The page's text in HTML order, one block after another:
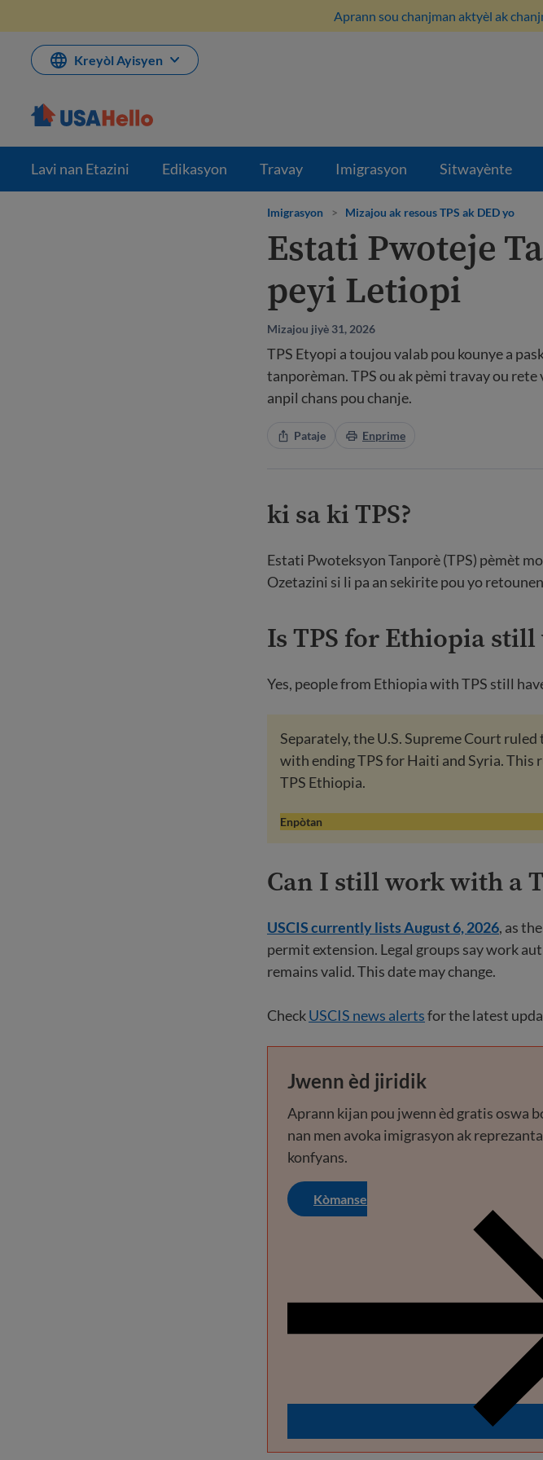
Aprann sou chanjman aktyèl ak
Kreyòl Ayisyen
Lavi nan Etazini Edikasyon Travay Imigrasyon Sitwayènte
Imigrasyon > Mizajou ak resous TPS ak DED yo
Estati Pwoteje
peyi Letiopi
Mizajou jiyè 31, 2026
TPS Etyopi a toujou valab pou kounye a
tanporèman. TPS ou ak pèmi travay ou rete
anpil chans pou chanje.
Pataje Enprime
ki sa ki TPS?
Estati Pwoteksyon Tanporè (TPS) pèmèt
Ozetazini si li pa an sekirite pou yo
Is TPS for Ethiopia still
Yes, people from Ethiopia with TPS still
Separately, the U.S. Supreme Court
with ending TPS for Haiti and Syria.
TPS Ethiopia.
Enpòtan
Can I still work with a
USCIS currently lists August 6, 2026, as
permit extension. Legal groups say work
remains valid. This date may change.
CheckUSCIS news alertsfor the latest
Jwenn èd jiridik
Aprann kijan pou jwenn èd gratis oswa
nan men avoka imigrasyon ak
konfyans.
Kòmanse